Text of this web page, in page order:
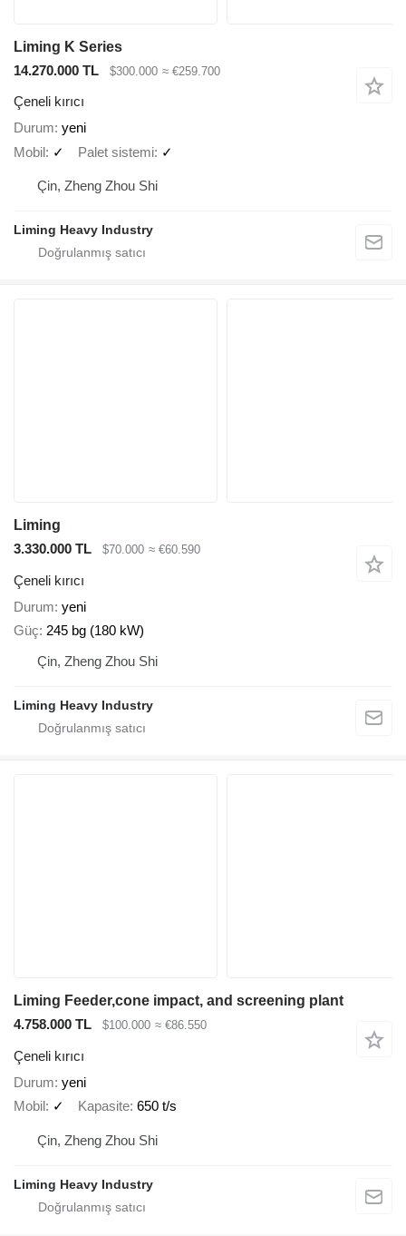
Liming K Series
14.270.000 TL
$300.000 ≈ €259.700
Çeneli kırıcı
Durum yeni
Mobil ✓ Palet sistemi ✓
Çin, Zheng Zhou Shi
Liming Heavy Industry
Liming
3.330.000 TL
$70.000 ≈ €60.590
Çeneli kırıcı
Durum yeni
Güç 245 bg (180 kW)
Çin, Zheng Zhou Shi
Liming Heavy Industry
Liming Feeder,cone impact, and screening plant
4.758.000 TL
$100.000 ≈ €86.550
Çeneli kırıcı
Durum yeni
Mobil ✓ Kapasite 650 t/s
Çin, Zheng Zhou Shi
Liming Heavy Industry